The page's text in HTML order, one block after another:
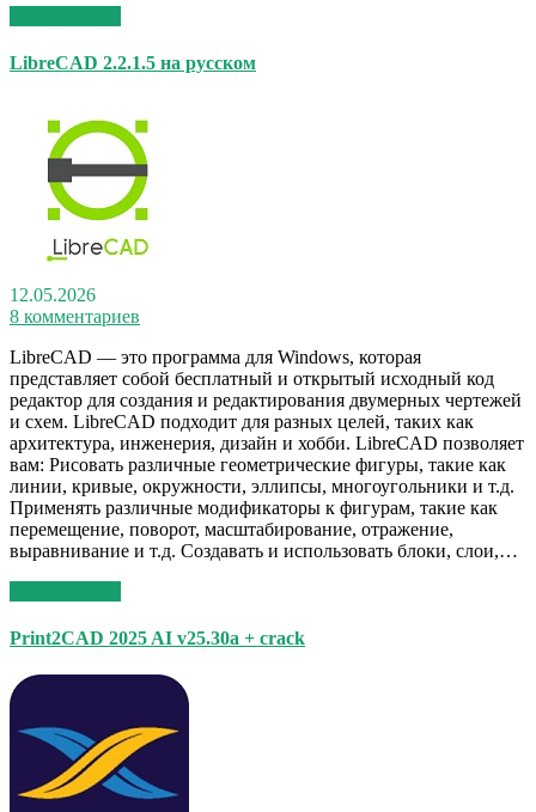
LibreCAD 2.2.1.5 на русском
12.05.2026
8 комментариев
LibreCAD — это программа для Windows, которая
представляет собой бесплатный и открытый исходный код
редактор для создания и редактирования двумерных чертежей
и схем. LibreCAD подходит для разных целей, таких как
архитектура, инженерия, дизайн и хобби. LibreCAD позволяет
вам: Рисовать различные геометрические фигуры, такие как
линии, кривые, окружности, эллипсы, многоугольники и т.д.
Применять различные модификаторы к фигурам, такие как
перемещение, поворот, масштабирование, отражение,
выравнивание и т.д. Создавать и использовать блоки, слои,…
Print2CAD 2025 AI v25.30a + crack